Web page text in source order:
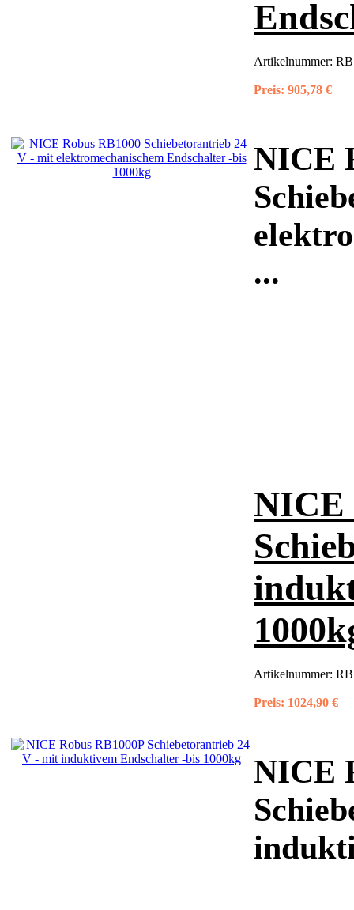
Artikelnummer:
Preis: 905,78 €
NICE
...
NICE
Artikelnummer:
Preis: 1024,90 €
NICE